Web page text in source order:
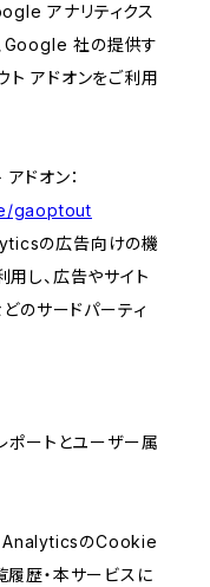
アナリティクス
Google 社の提供す
アドオンをご利用
ドオン：
gaoptout
の広告向けの機
用し、広告やサイト
サードパーティ
ートとユーザー属
AnalyticsのCookie
履歴・本サービスに